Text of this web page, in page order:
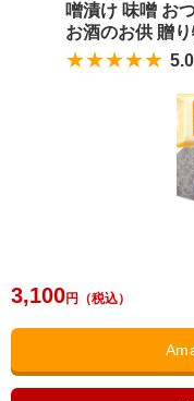
噌漬け 味噌 お
お酒のお供 贈
★★★★★ 5.0
3,100